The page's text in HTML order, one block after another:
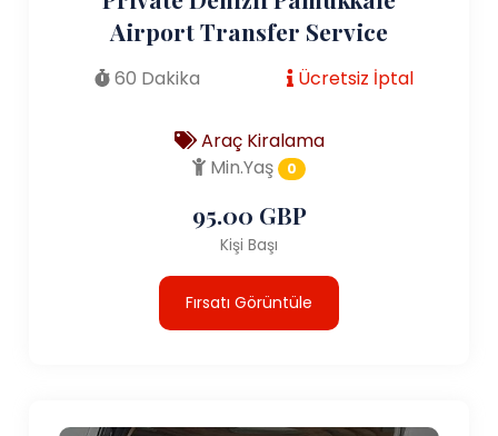
Airport Transfer Service
60 Dakika Ücretsiz İptal
Araç Kiralama
Min.Yaş
0
95.00 GBP
Kişi Başı
Fırsatı Görüntüle